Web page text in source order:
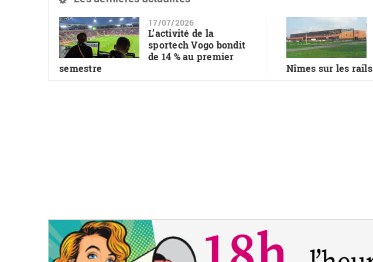
17/07/2026
L’activité de la
sportech Vogo bondit
de 14 % au premier
semestre
Nîmes sur les rails